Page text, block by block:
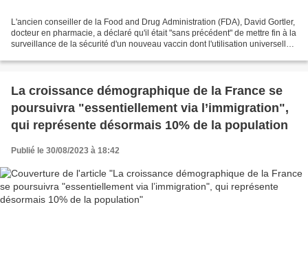
L'ancien conseiller de la Food and Drug Administration (FDA), David Gortler,
docteur en pharmacie, a déclaré qu'il était "sans précédent" de mettre fin à la
surveillance de la sécurité d'un nouveau vaccin dont l'utilisation universelle
La croissance démographique de la France se
poursuivra "essentiellement via l’immigration",
qui représente désormais 10% de la population
Publié le 30/08/2023 à 18:42